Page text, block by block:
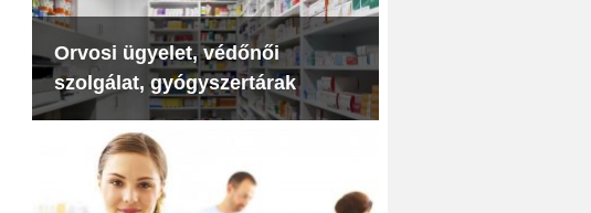
Orvosi ügyelet, védőnői
szolgálat, gyógyszertárak